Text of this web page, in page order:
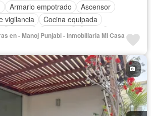
Armario empotrado
Ascensor
vigilancia
Cocina equipada
Cochera Gimnasio
Piscina
en - Manoj Punjabi - Inmobiliaria Mi Casa